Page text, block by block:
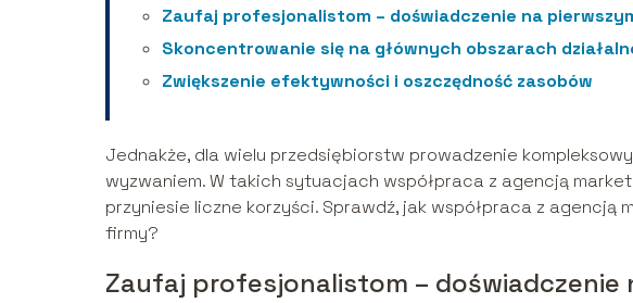
Zaufaj profesjonalistom – doświadczenie na
Skoncentrowanie się na głównych obszarach
Zwiększenie efektywności i oszczędność zasobów
Jednakże, dla wielu przedsiębiorstw prowadzenie
wyzwaniem. W takich sytuacjach współpraca z agencją
przyniesie liczne korzyści. Sprawdź, jak współpraca z agencją
firmy?
Zaufaj profesjonalistom – doświadczenie